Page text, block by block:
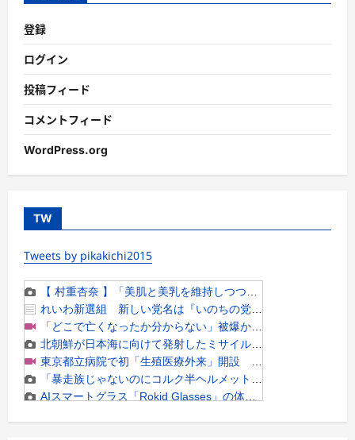
登録
ログイン
投稿フィード
コメントフィード
WordPress.org
TW
Tweets by pikakichi2015